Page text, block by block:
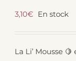
3,10€ En stock
La Li’ Mousse